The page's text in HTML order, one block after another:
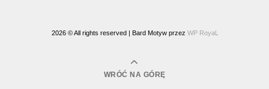
2026 © All rights reserved | Bard Motyw przez WP Royal .
WRÓĆ NA GÓRĘ